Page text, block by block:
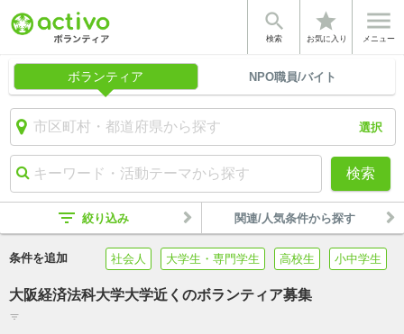

検索
star
お気に入り

メニュー
ボランティア NPO職員/バイト
選択
検索
filter_list 絞り込み 関連/人気条件から探す
条件を追加 社会人 大学生・専門学生 高校生 小中学生
大阪経済法科大学大学近くのボランティア募集
filter_list